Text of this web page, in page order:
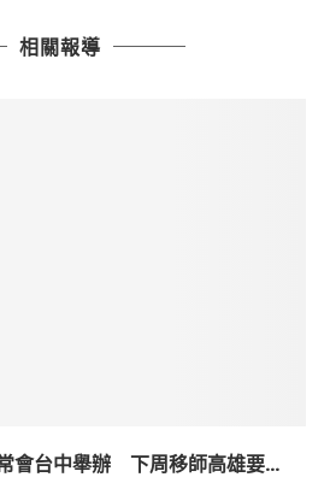
相關報導
會台中舉辦 下周移師高雄要...